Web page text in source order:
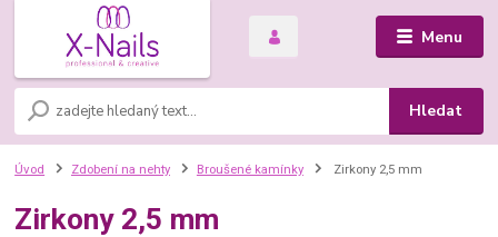
Menu
Hledat
Úvod Zdobení na nehty Broušené kamínky Zirkony 2,5 mm
Zirkony 2,5 mm